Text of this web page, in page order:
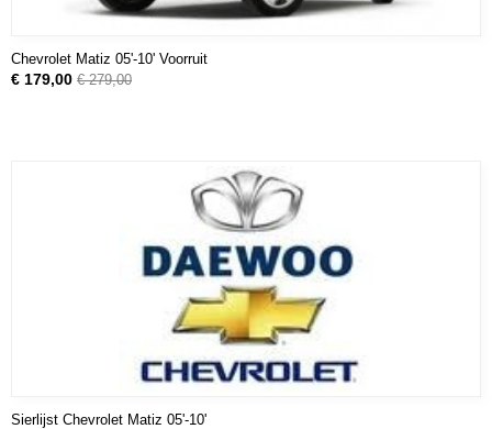
Chevrolet Matiz 05'-10' Voorruit
€ 179,00 € 279,00
Sierlijst Chevrolet Matiz 05'-10'